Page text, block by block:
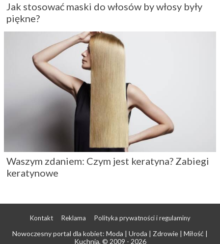
Jak stosować maski do włosów by włosy były
piękne?
Waszym zdaniem: Czym jest keratyna? Zabiegi
keratynowe
Kontakt Reklama Polityka prywatności i regulaminy
Nowoczesny portal dla kobiet: Moda | Uroda | Zdrowie | Miłość |
Kuchnia, © 2009 - 2026